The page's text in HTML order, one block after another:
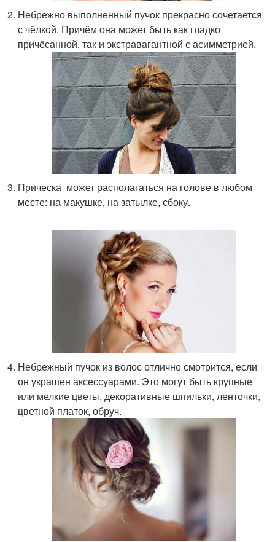
Небрежно выполненный пучок прекрасно сочетается
с чёлкой. Причём она может быть как гладко
причёсанной, так и экстравагантной с асимметрией.
Прическа может располагаться на голове в любом
месте: на макушке, на затылке, сбоку.
Небрежный пучок из волос отлично смотрится, если
он украшен аксессуарами. Это могут быть крупные
или мелкие цветы, декоративные шпильки, ленточки,
цветной платок, обруч.